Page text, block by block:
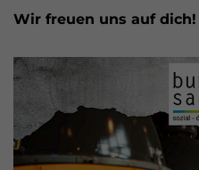
Wir freuen uns auf dich!